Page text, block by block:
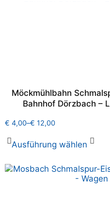
Möckmühlbahn
Bahnhof Dörzbach –
€ 4,00–€ 12,00
Ausführung wählen